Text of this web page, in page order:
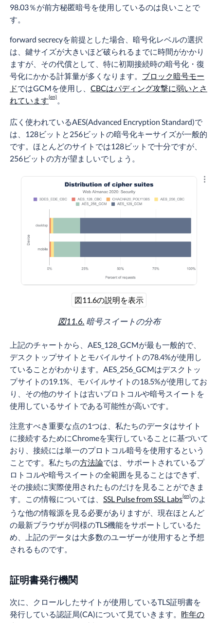
98.03％が前方秘匿暗号を使用しているのは良いことで
す。
forward secrecyを前提とした場合、暗号化レベルの選択
は、鍵サイズが大きいほど破られるまでに時間がかかり
ますが、その代償として、特に初期接続時の暗号化・復
号化にかかる計算量が多くなります。 ブロック暗号モー
ドではGCMを使用し、 CBCはパディング攻撃に弱いとさ
れています
広く使われているAES(Advanced Encryption Standard)で
は、128ビットと256ビットの暗号化キーサイズが一般的
です。ほとんどのサイトでは128ビットで十分ですが、
256ビットの方が望ましいでしょう。
結
図11.6の説明を表示
図11.6. 暗号スイートの分布
上記のチャートから、AES_128_GCMが最も一般的で、
デスクトップサイトとモバイルサイトの78.4%が使用し
ていることがわかります。AES_256_GCMはデスクトッ
プサイトの19.1%、モバイルサイトの18.5%が使用してお
り、その他のサイトは古いプロトコルや暗号スイートを
使用しているサイトである可能性が高いです。
注意すべき重要な点の1つは、私たちのデータはサイト
に接続するためにChromeを実行していることに基づいて
おり、接続には単一のプロトコル暗号を使用するという
ことです。私たちの方法論では、サポートされているプ
ロトコルや暗号スイートの全範囲を見ることはできず、
その接続に実際使用されたものだけを見ることができま
す。この情報については、 SSL Pulse from SSL Labs
のよ
うな他の情報源を見る必要がありますが、現在ほとんど
の最新ブラウザが同様のTLS機能をサポートしているた
め、上記のデータは大多数のユーザーが使用すると予想
されるものです。
証明書発行機関
次に、クロールしたサイトが使用しているTLS証明書を
発行している認証局(CA)について見ていきます。 昨年の